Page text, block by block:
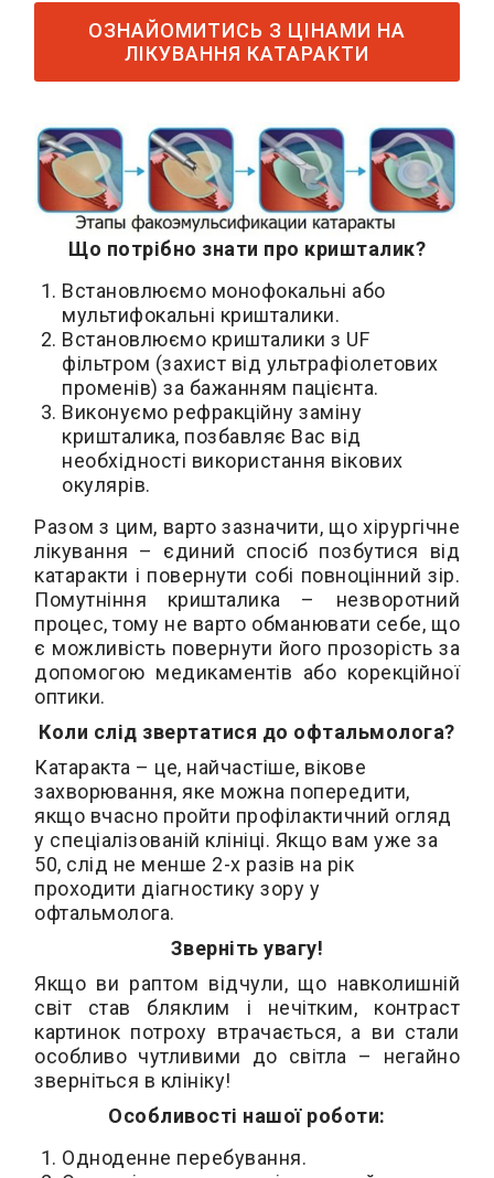
ОЗНАЙОМИТИСЬ З ЦІНАМИ НА
ЛІКУВАННЯ КАТАРАКТИ
Що потрібно знати про кришталик?
Встановлюємо монофокальні або
мультифокальні кришталики.
Встановлюємо кришталики з UF
фільтром (захист від ультрафіолетових
променів) за бажанням пацієнта.
Виконуємо рефракційну заміну
кришталика, позбавляє Вас від
необхідності використання вікових
окулярів.
Разом з цим, варто зазначити, що хірургічне
лікування – єдиний спосіб позбутися від
катаракти і повернути собі повноцінний зір.
Помутніння кришталика – незворотний
процес, тому не варто обманювати себе, що
є можливість повернути його прозорість за
допомогою медикаментів або корекційної
оптики.
Коли слід звертатися до офтальмолога?
Катаракта – це, найчастіше, вікове
захворювання, яке можна попередити,
якщо вчасно пройти профілактичний огляд
у спеціалізованій клініці. Якщо вам уже за
50, слід не менше 2-х разів на рік
проходити діагностику зору у
офтальмолога.
Зверніть увагу!
Якщо ви раптом відчули, що навколишній
світ став бляклим і нечітким, контраст
картинок потроху втрачається, а ви стали
особливо чутливими до світла – негайно
зверніться в клініку!
Особливості нашої роботи:
Одноденне перебування.